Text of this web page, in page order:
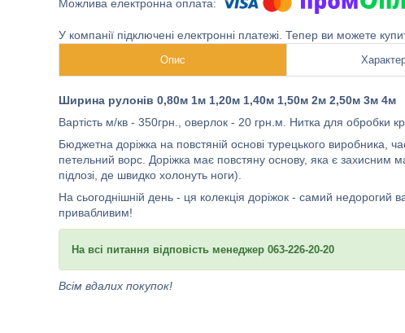
У компанії підключені електронні платежі. Тепер ви можете
Опис
Ширина рулонів 0,80м 1м 1,20м 1,40м 1,50м 2м 2,50м 3м 4м
Вартість м/кв - 350грн., оверлок - 20 грн.м. Нитка для обробки
Бюджетна доріжка на повстяній основі турецького виробника,
петельний ворс. Доріжка має повстяну основу, яка є захисним
підлозі, де швидко холонуть ноги).
На сьогоднішній день - ця колекція доріжок - самий недорогий
привабливим!
На всі питання відповість менеджер 063-226-20-20
Всім вдалих покупок!